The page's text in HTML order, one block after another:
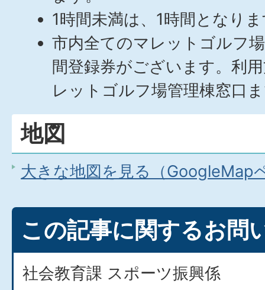
1時間未満は、1時間となり
市内全てのマレットゴルフ
間登録券がございます。利
レットゴルフ場管理棟窓口
地図
大きな地図を見る（GoogleMap
この記事に関するお問
社会教育課 スポーツ振興係